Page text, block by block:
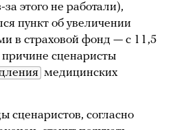
этого не работали),
пункт об увеличении
в страховой фонд — с 11,5
сценаристы
медицинских
сценаристов, согласно